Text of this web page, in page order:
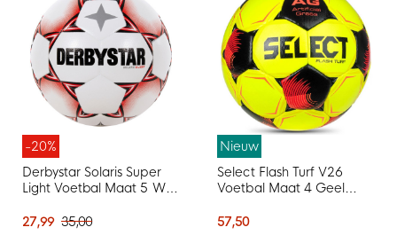
-20%
Derbystar Solaris Super
Light Voetbal Maat 5 Wit
27,99 35,00
Nieuw
Select Flash Turf V26
Voetbal Maat 4 Geel
57,50